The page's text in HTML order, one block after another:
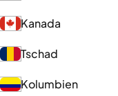
Kanada
Tschad
Kolumbien